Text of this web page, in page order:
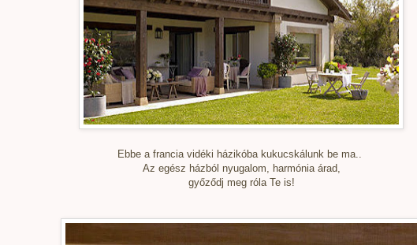
Ebbe a francia vidéki házikóba kukucskálunk be ma..
Az egész házból nyugalom, harmónia árad,
győződj meg róla Te is!